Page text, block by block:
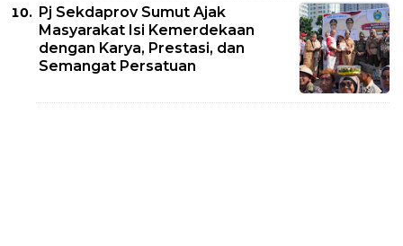
Pj Sekdaprov Sumut Ajak
Masyarakat Isi Kemerdekaan
dengan Karya, Prestasi, dan
Semangat Persatuan